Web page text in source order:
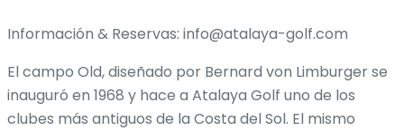
Información & Reservas: info@atalaya-golf.com
El campo Old, diseñado por Bernard von Limburger se
inauguró en 1968 y hace a Atalaya Golf uno de los
clubes más antiguos de la Costa del Sol. El mismo